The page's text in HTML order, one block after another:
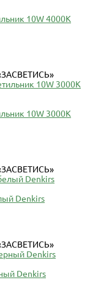
10W 4000К
10W 3000К
Denkirs
Denkirs